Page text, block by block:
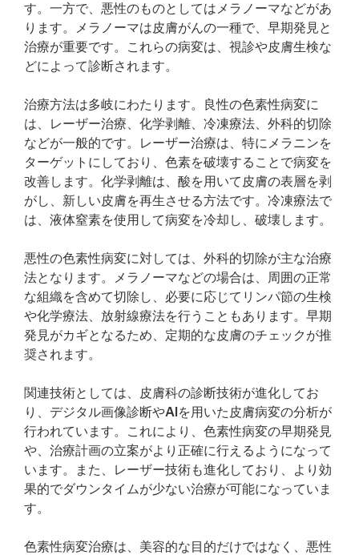
す。一方で、悪性のものとしてはメラノーマなどがあ
ります。メラノーマは皮膚がんの一種で、早期発見と
治療が重要です。これらの病変は、視診や皮膚生検な
どによって診断されます。
治療方法は多岐にわたります。良性の色素性病変に
は、レーザー治療、化学剥離、冷凍療法、外科的切除
などが一般的です。レーザー治療は、特にメラニンを
ターゲットにしており、色素を破壊することで病変を
改善します。化学剥離は、酸を用いて皮膚の表層を剥
がし、新しい皮膚を再生させる方法です。冷凍療法で
は、液体窒素を使用して病変を冷却し、破壊します。
悪性の色素性病変に対しては、外科的切除が主な治療
法となります。メラノーマなどの場合は、周囲の正常
な組織を含めて切除し、必要に応じてリンパ節の生検
や化学療法、放射線療法を行うこともあります。早期
発見がカギとなるため、定期的な皮膚のチェックが推
奨されます。
関連技術としては、皮膚科の診断技術が進化してお
り、デジタル画像診断やAIを用いた皮膚病変の分析が
行われています。これにより、色素性病変の早期発見
や、治療計画の立案がより正確に行えるようになって
います。また、レーザー技術も進化しており、より効
果的でダウンタイムが少ない治療が可能になっていま
す。
色素性病変治療は、美容的な目的だけではなく、悪性